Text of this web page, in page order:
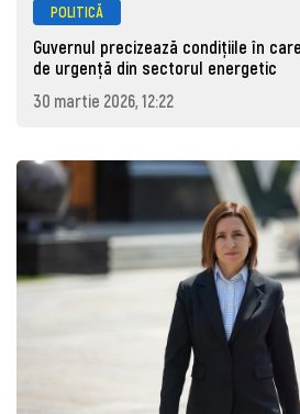
POLITICĂ
Guvernul precizează condițiile în
de urgență din sectorul energetic
30 martie 2026, 12:22